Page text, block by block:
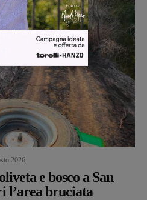
2026
e bosco a San
l’area bruciata